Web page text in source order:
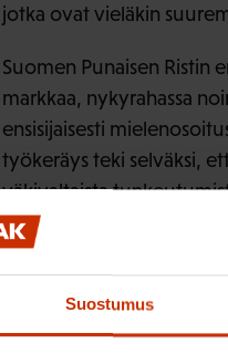
Suostumus
jotka ovat vieläkin
Suomen Punaisen Ristin
markkaa, nykyrahassa
ensisijaisesti
työkeräys teki selväksi,
väkivaltaista
Neuvostoliiton
SAK:n erikoistutkija
Sopimusyhteiskunnan